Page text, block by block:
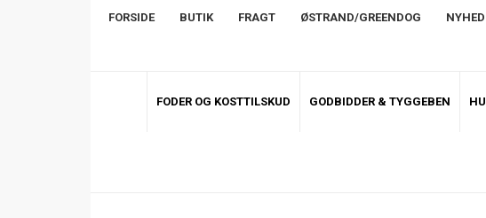
FORSIDE BUTIK FRAGT ØSTRAND/GREENDOG
FODER OG KOSTTILSKUD GODBIDDER & TYGGEBEN